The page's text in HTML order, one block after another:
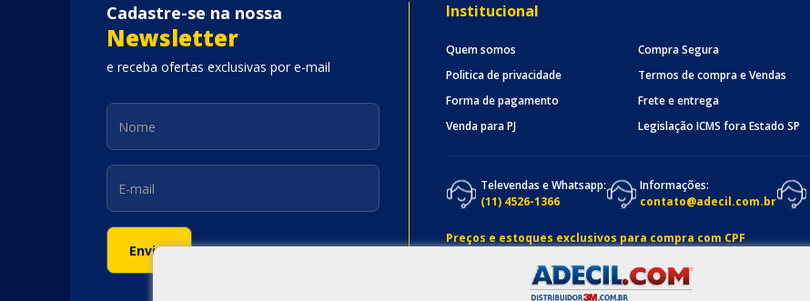
Cadastre-se na nossa
Newsletter
e receba ofertas exclusivas por e-mail
Institucional
Quem somos Compra Segura
Politica de privacidade
Termos de compra e Vendas
Forma de pagamento
Frete e entrega
Venda para PJ
Legislação ICMS fora Estado SP
Televendas e Whatsapp:
(11) 4526-1366
Informações:
contato@adecil.com.br
Preços e estoques exclusivos para compra com CPF